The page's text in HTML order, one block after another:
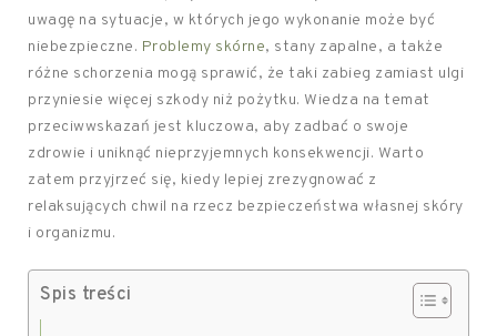
uwagę na sytuacje, w których jego wykonanie może być
niebezpieczne. Problemy skórne, stany zapalne, a także
różne schorzenia mogą sprawić, że taki zabieg zamiast ulgi
przyniesie więcej szkody niż pożytku. Wiedza na temat
przeciwwskazań jest kluczowa, aby zadbać o swoje
zdrowie i uniknąć nieprzyjemnych konsekwencji. Warto
zatem przyjrzeć się, kiedy lepiej zrezygnować z
relaksujących chwil na rzecz bezpieczeństwa własnej skóry
i organizmu.
Spis treści